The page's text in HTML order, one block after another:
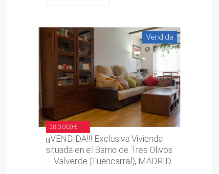
Vendida
280.000 €
¡¡¡VENDIDA!!! Exclusiva Vivienda
situada en el Barrio de Tres Olivos
– Valverde (Fuencarral), MADRID